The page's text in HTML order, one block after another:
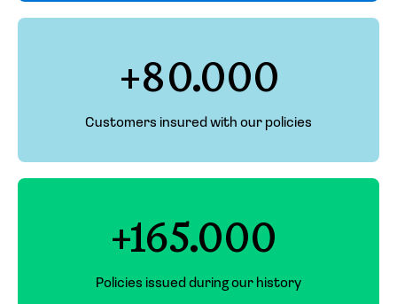
+80.000
Customers insured with our policies
+165.000
Policies issued during our history